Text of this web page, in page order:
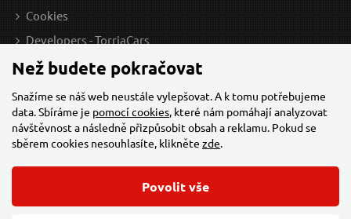
Cookies
Developers - TorriaCars
Než budete pokračovat
Snažíme se náš web neustále vylepšovat. A k tomu potřebujeme
data. Sbíráme je pomocí cookies, které nám pomáhají analyzovat
návštěvnost a následně přizpůsobit obsah a reklamu. Pokud se
sběrem cookies nesouhlasíte, klikněte zde.
Povolit vše